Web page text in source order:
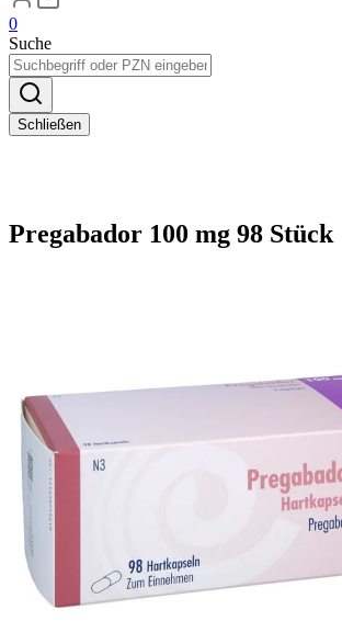
0
Suche
Schließen
Pregabador 100 mg 98 Stück